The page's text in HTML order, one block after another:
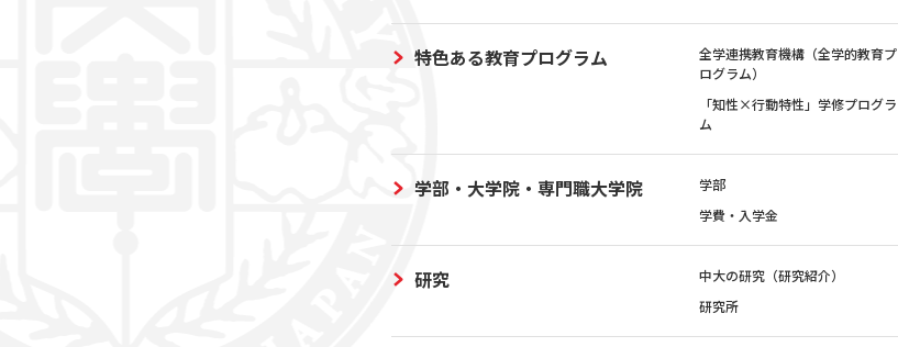
特色ある教育プログラム
全学連携教育機構（全学的教育プ
ログラム）
「知性×行動特性」学修プログラ
ム
学部・大学院・専門職大学院 学部
学費・入学金
研究 中大の研究（研究紹介）
研究所